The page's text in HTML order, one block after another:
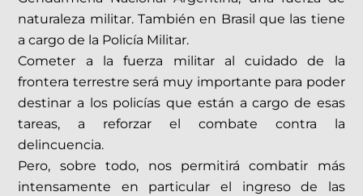
naturaleza militar. También en Brasil que las tiene
a cargo de la Policía Militar.
Cometer a la fuerza militar al cuidado de la
frontera terrestre será muy importante para poder
destinar a los policías que están a cargo de esas
tareas, a reforzar el combate contra la
delincuencia.
Pero, sobre todo, nos permitirá combatir más
intensamente en particular el ingreso de las